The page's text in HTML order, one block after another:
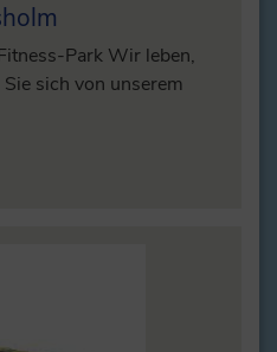
Park Wir leben,
sich von unserem